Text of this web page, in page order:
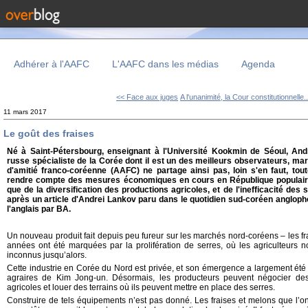
Adhérer à l'AAFC L'AAFC dans les médias Agenda
<< Face aux juges A l'unanimité, la Cour
11 mars 2017
Le goût des fraises
Né à Saint-Pétersbourg, enseignant à l'Université Kookmin de Séoul,
russe spécialiste de la Corée dont il est un des meilleurs observateurs,
d'amitié franco-coréenne (AAFC) ne partage ainsi pas, loin s'en faut,
rendre compte des mesures économiques en cours en République
que de la diversification des productions agricoles, et de l'inefficacité des
après un article d'Andrei Lankov paru dans le quotidien sud-coréen
l'anglais par BA.
Un nouveau produit fait depuis peu fureur sur les marchés nord-coréens – les
années ont été marquées par la prolifération de serres, où les agriculteurs
inconnus jusqu’alors.
Cette industrie en Corée du Nord est privée, et son émergence a largement
agraires de Kim Jong-un. Désormais, les producteurs peuvent négocier
agricoles et louer des terrains où ils peuvent mettre en place des serres.
Construire de tels équipements n’est pas donné. Les fraises et melons que